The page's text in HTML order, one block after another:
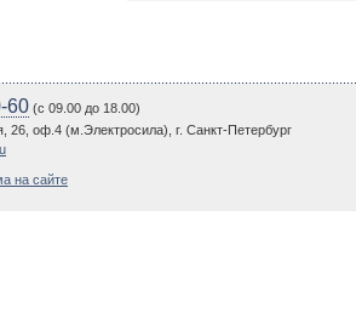
60 (c 09.00 до 18.00)
26, оф.4 (м.Электросила), г. Санкт-Петербург
на сайте